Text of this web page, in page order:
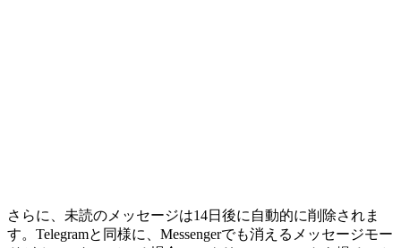
さらに、未読のメッセージは14日後に自動的に削除されま
す。Telegramと同様に、Messengerでも消えるメッセージモー